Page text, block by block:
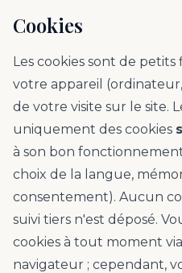
Cookies
Les cookies sont de
votre appareil
de votre visite sur le site.
uniquement des cookies
à son bon fonctionnement
choix de la langue,
consentement). Aucun
suivi tiers n'est déposé.
cookies à tout moment
navigateur ; cependant,